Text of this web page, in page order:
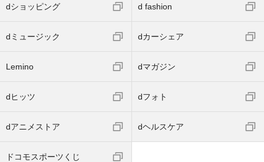
dショッピング d fashion
dミュージック dカーシェア
Lemino dマガジン
dヒッツ dフォト
dアニメストア dヘルスケア
ドコモスポーツくじ